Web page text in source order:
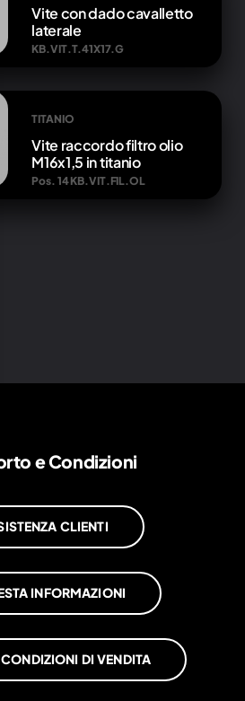
Vite con dado cavalletto
laterale
KB.VIT.T.41X17.G
TITANIO
Vite raccordo filtro olio
M16x1,5 in titanio
Pos. 14 KB.VIT.FIL.OL
e Condizioni
CLIENTI
INFORMAZIONI
DI VENDITA